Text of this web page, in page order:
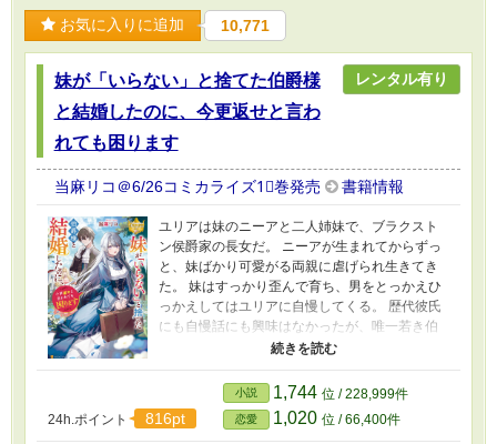
お気に入りに追加 10,771
妹が「いらない」と捨てた伯爵様
と結婚したのに、今更返せと言わ
れても困ります
レンタル有り
当麻リコ＠6/26コミカライズ1⃣巻発売 書籍情報
ユリアは妹のニーアと二人姉妹で、ブラクスト
ン侯爵家の長女だ。 ニーアが生まれてからずっ
と、妹ばかり可愛がる両親に虐げられ生きてき
た。 妹はすっかり歪んで育ち、男をとっかえひ
っかえしてはユリアに自慢してくる。 歴代彼氏
にも自慢話にも興味はなかったが、唯一若き伯
爵の名前だけはなぜかずっと記憶に残ってい
た。 出会いもないまま二十歳を過ぎた頃、妹の
代理でたまたま参加したパーティでその若き伯
爵、ジェレミー・オーウェンと出会うことでユ
リアの人生は大きく変わり始めた。
24h.ポイント 816pt
小説 1,744 位 / 228,999件
恋愛 1,020 位 / 66,400件